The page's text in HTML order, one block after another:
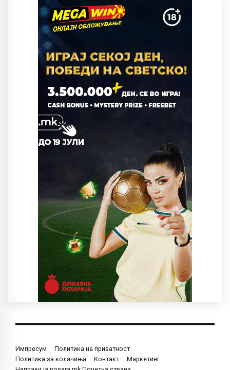
Импресум
Политика на приватност
Политика за колачиња
Контакт
Маркетинг